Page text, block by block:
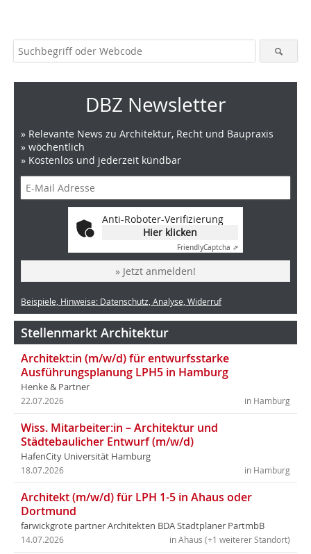
DBZ Newsletter
» Relevante News zu Architektur, Recht und Baupraxis
» wöchentlich
» Kostenlos und jederzeit kündbar
Anti-Roboter-Verifizierung
Hier klicken
FriendlyCaptcha ⇗
» Jetzt anmelden!
Beispiele, Hinweise: Datenschutz, Analyse, Widerruf
Stellenmarkt Architektur
Architekt:in (m/w/d) für entwurfsstarke
Ausführungsplanung LPH5 in Hamburg
Henke & Partner
in Hamburg
22.07.2026
Wiss. Mitarbeiter:in – Architektur und
Städtebaulicher Entwurf (m/w/d)
HafenCity Universität Hamburg
in Hamburg
18.07.2026
Architekt (m/w/d) für LPH 1-5 in Ahaus oder
Dortmund
farwickgrote partner Architekten BDA Stadtplaner PartmbB
in Ahaus (+1 weiterer Standort)
14.07.2026